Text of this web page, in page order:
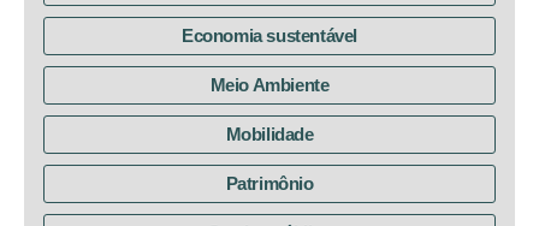
Economia sustentável
Meio Ambiente
Mobilidade
Patrimônio